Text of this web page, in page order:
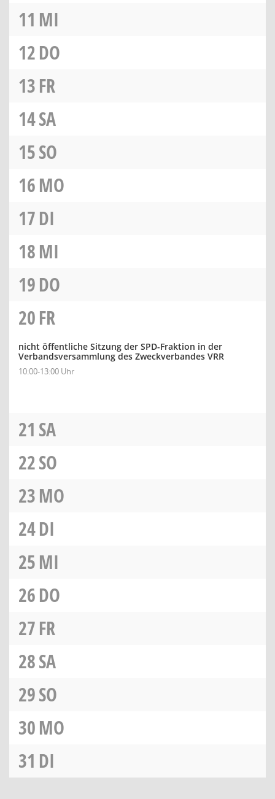
11 MI
12DO
13FR
14SA
15SO
16MO
17DI
18MI
19DO
20FR
nicht öffentliche Sitzung der SPD-Fraktion in der
Verbandsversammlung des Zweckverbandes VRR
10:00-13:00 Uhr
21 SA
22SO
23MO
24DI
25MI
26DO
27FR
28SA
29SO
30MO
31 DI